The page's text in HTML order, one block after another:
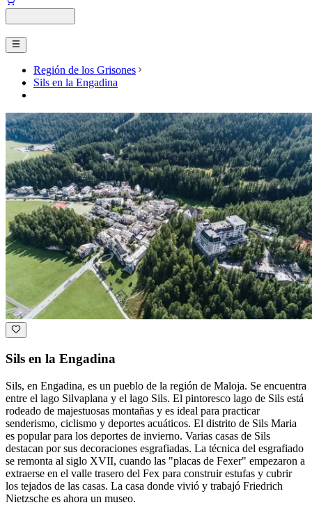
Región de los Grisones
Sils en la Engadina
Sils en la Engadina
Sils, en Engadina, es un pueblo de la región de Maloja. Se encuentra
entre el lago Silvaplana y el lago Sils. El pintoresco lago de Sils está
rodeado de majestuosas montañas y es ideal para practicar
senderismo, ciclismo y deportes acuáticos. El distrito de Sils Maria
es popular para los deportes de invierno. Varias casas de Sils
destacan por sus decoraciones esgrafiadas. La técnica del esgrafiado
se remonta al siglo XVII, cuando las "placas de Fexer" empezaron a
extraerse en el valle trasero del Fex para construir estufas y cubrir
los tejados de las casas. La casa donde vivió y trabajó Friedrich
Nietzsche es ahora un museo.